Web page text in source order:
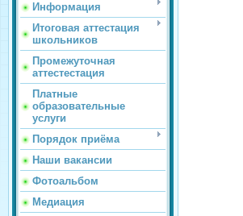
Информация
Итоговая аттестация
школьников
Промежуточная
аттестестация
Платные
образовательные
услуги
Порядок приёма
Наши вакансии
Фотоальбом
Медиация